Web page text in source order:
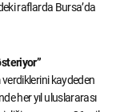
raflarda Bursa’da
verdiklerini kaydeden
her yıl uluslararası